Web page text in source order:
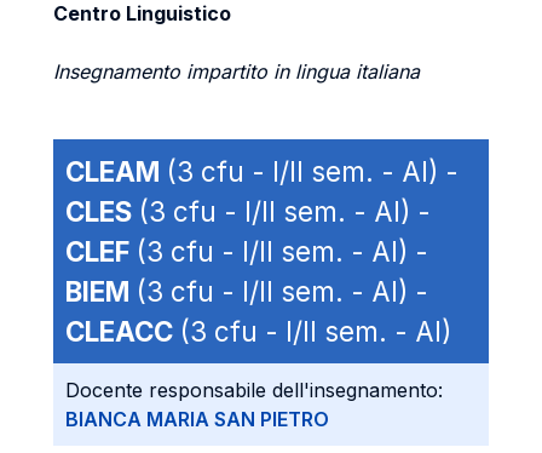
Centro Linguistico
Insegnamento impartito in lingua italiana
CLEAM (3 cfu - I/II sem. - AI) -
CLES (3 cfu - I/II sem. - AI) -
CLEF (3 cfu - I/II sem. - AI) -
BIEM (3 cfu - I/II sem. - AI) -
CLEACC (3 cfu - I/II sem. - AI)
Docente responsabile dell'insegnamento:
BIANCA MARIA SAN PIETRO